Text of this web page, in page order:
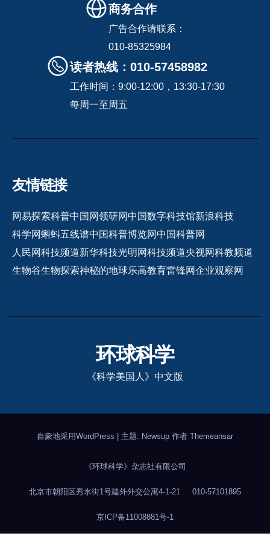
商务合作
广告合作请联系：
010-85325984
读者热线：010-57458982
工作时间：9:00-12:00，13:30-17:30
每周一至周五
友情链接
网易探索科普中国网领研网中国数字科技馆新浪科技
科学网蝌蚪五线谱中国科普博览网中国科普网
人民网科技频道新华科技光明网科技频道央视网科教频道
生物谷生物探索神秘的地球乐高教育雷锋网企业观察网
环球科学
《科学美国人》中文版
自豪地采用WordPress 主题: Newsup 作者 Themeansar
《环球科学》杂志社有限公司
北京市朝阳区秀水街1号建外外交公寓4-1-21 010-57101895
京ICP备11008881号-1